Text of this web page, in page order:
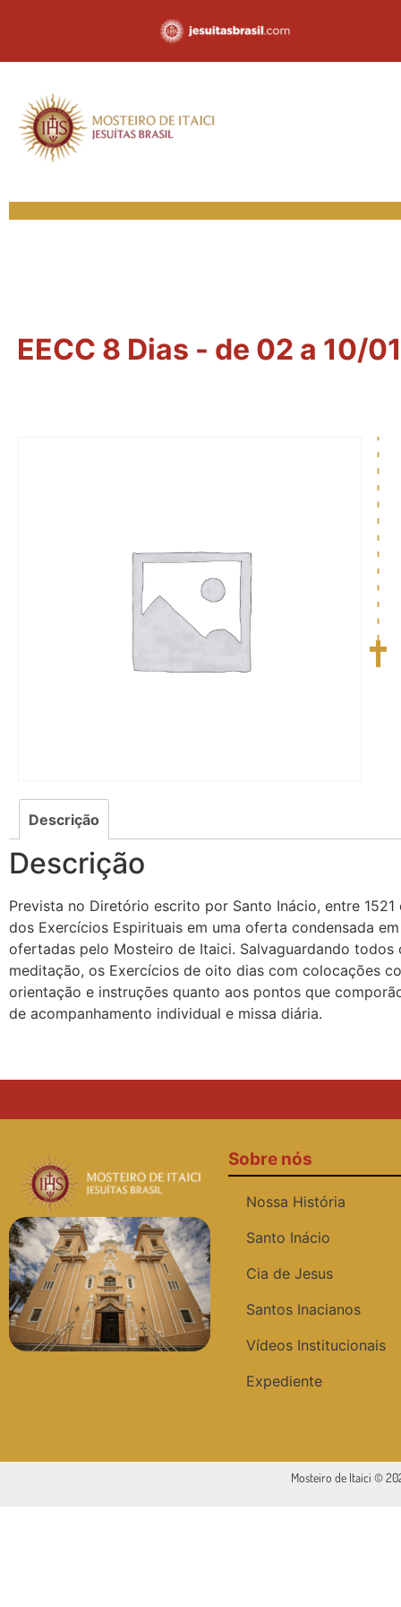
EECC 8 Dias - de 02 a 10/
Descrição
Descrição
Prevista no Diretório escrito por Santo Inácio, entre
dos Exercícios Espirituais em uma oferta condensada
ofertadas pelo Mosteiro de Itaici. Salvaguardando
meditação, os Exercícios de oito dias com colocações
orientação e instruções quanto aos pontos que
de acompanhamento individual e missa diária.
Sobre nós
Nossa História
Santo Inácio
Cia de Jesus
Santos Inacianos
Vídeos Institucionais
Expediente
Mosteiro de Itaici ©